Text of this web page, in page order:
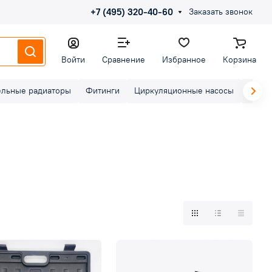
+7 (495) 320-40-60 Заказать звонок
Войти Сравнение Избранное Корзина
радиаторы Фитинги Циркуляционные насосы